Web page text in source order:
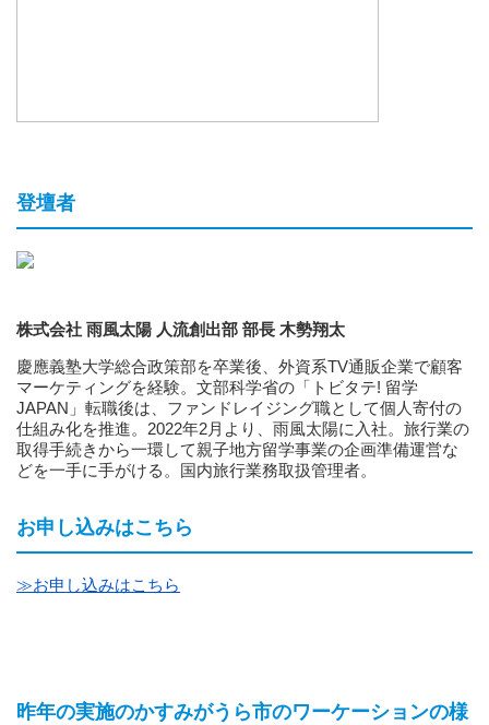
登壇者
株式会社 雨風太陽 人流創出部 部長 木勢翔太
慶應義塾大学総合政策部を卒業後、外資系TV通販企業で顧客
マーケティングを経験。文部科学省の「トビタテ! 留学
JAPAN」転職後は、ファンドレイジング職として個人寄付の
仕組み化を推進。2022年2月より、雨風太陽に入社。旅行業の
取得手続きから一環して親子地方留学事業の企画準備運営な
どを一手に手がける。国内旅行業務取扱管理者。
お申し込みはこちら
≫お申し込みはこちら
昨年の実施のかすみがうら市のワーケーションの様